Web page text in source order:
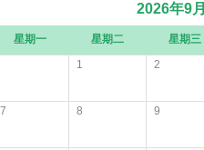
2026年9月
星期一 星期二 星期三
1
2
7 8 9